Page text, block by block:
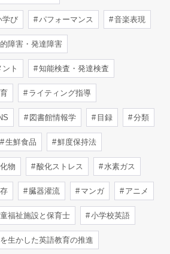
学び パフォーマンス 音楽表現
障害・発達障害
ト 知能検査・発達検査
ライティング指導
図書館情報学 目録 分類
生鮮食品 鮮度保持法
物 酸化ストレス 水素ガス
臓器灌流 マンガ アニメ
福祉施設と保育士 小学校英語
生かした英語教育の推進